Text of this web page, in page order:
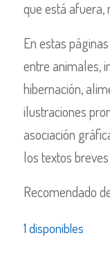
que está afuera,
En estas
entre animales,
hibernación,
ilustraciones
asociación
los textos
Recomendado
1 disponibles